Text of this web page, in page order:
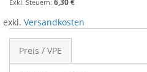
6,30 €
exkl. Versandkosten
Preis / VPE